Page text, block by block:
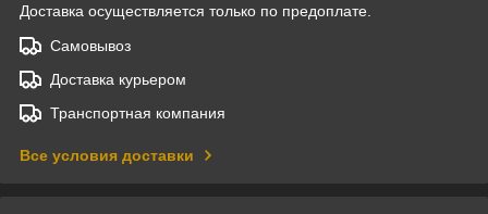
Доставка осуществляется только по предоплате.
Самовывоз
Доставка курьером
Транспортная компания
Все условия доставки